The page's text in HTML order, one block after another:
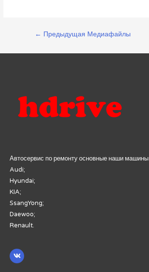
Навигация
по
← Предыдущая Медиафайлы
Автосервис по ремонту основные наши машины
Audi;
Hyundai;
KIA;
SsangYong;
Daewoo;
Renault.